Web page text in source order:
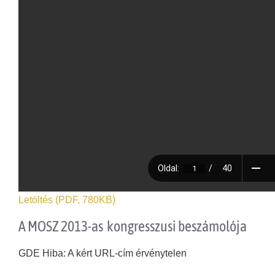
Letöltés (PDF, 780KB)
A MOSZ 2013-as kongresszusi beszámolója
GDE Hiba: A kért URL-cím érvénytelen